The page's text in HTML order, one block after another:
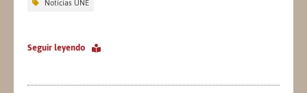
Noticias UNE
Seguir leyendo